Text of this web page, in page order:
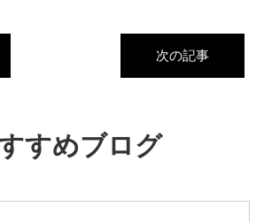
次の記事
すめブログ